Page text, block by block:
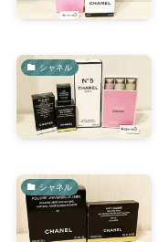
シャネル
シャネル